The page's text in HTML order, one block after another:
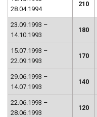
28.04.1994
210
23.09.1993 –
14.10.1993
180
15.07.1993 –
22.09.1993
170
29.06.1993 –
14.07.1993
140
22.06.1993 –
28.06.1993
120